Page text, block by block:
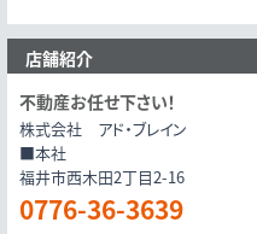
店舗紹介
不動産お任せ下さい！
株式会社 アド・ブレイン
■本社
福井市西木田2丁目2-16
0776-36-3639